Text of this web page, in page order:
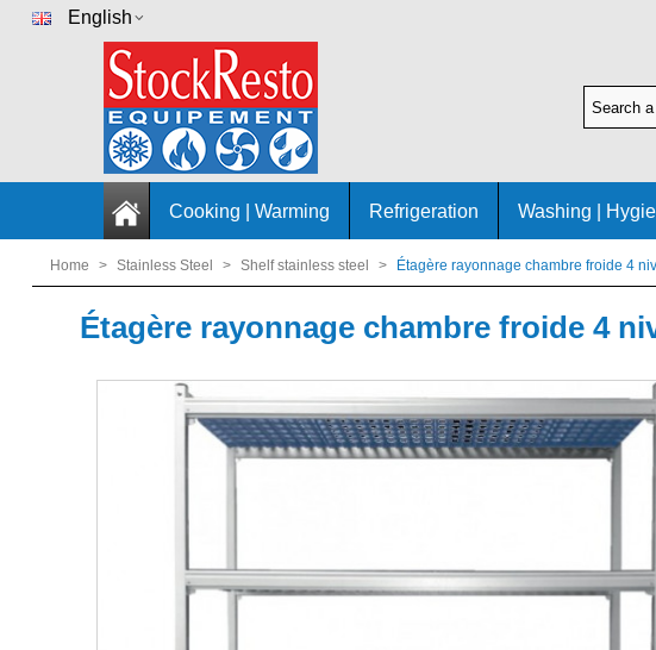
English
Cooking | Warming Refrigeration Washing |
Home > Stainless Steel > Shelf stainless steel > Étagère rayonnage chambre froide 4
Étagère rayonnage chambre froide 4